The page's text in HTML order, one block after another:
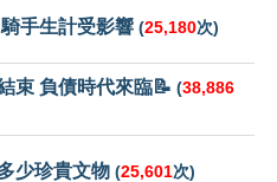
手生計受影響 (25,180次)
束 負債時代來臨📝 (38,886
少珍貴文物 (25,601次)